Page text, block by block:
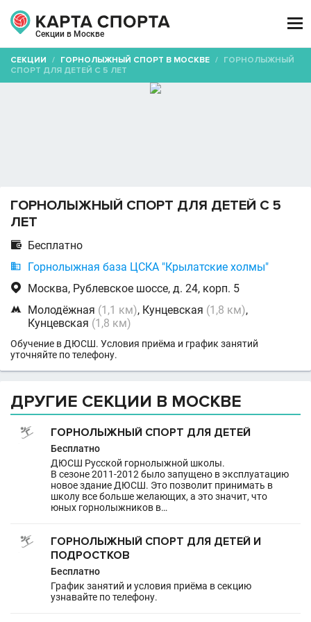
Секции в Москве

СЕКЦИИ / ГОРНОЛЫЖНЫЙ СПОРТ В МОСКВЕ / ГОРНОЛЫЖНЫЙ
СПОРТ ДЛЯ ДЕТЕЙ С 5 ЛЕТ
ГОРНОЛЫЖНЫЙ СПОРТ ДЛЯ ДЕТЕЙ С 5
ЛЕТ
 Бесплатно
 Горнолыжная база ЦСКА "Крылатские холмы"
 Москва, Рублевское шоссе, д. 24, корп. 5
 Молодёжная (1,1 км), Кунцевская (1,8 км),
Кунцевская (1,8 км)
Обучение в ДЮСШ. Условия приёма и график занятий
уточняйте по телефону.
ДРУГИЕ СЕКЦИИ В МОСКВЕ
ГОРНОЛЫЖНЫЙ СПОРТ ДЛЯ ДЕТЕЙ
Бесплатно
ДЮСШ Русской горнолыжной школы.
В сезоне 2011-2012 было запущено в эксплуатацию
новое здание ДЮСШ. Это позволит принимать в
школу все больше желающих, а это значит, что
юных горнолыжников в…
ГОРНОЛЫЖНЫЙ СПОРТ ДЛЯ ДЕТЕЙ И
ПОДРОСТКОВ
Бесплатно
График занятий и условия приёма в секцию
узнавайте по телефону.